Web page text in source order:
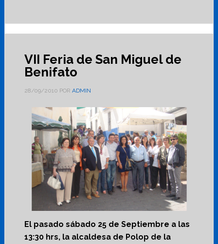
VII Feria de San Miguel de
Benifato
28/09/2010 POR ADMIN
El pasado sábado 25 de Septiembre a las
13:30 hrs, la alcaldesa de Polop de la